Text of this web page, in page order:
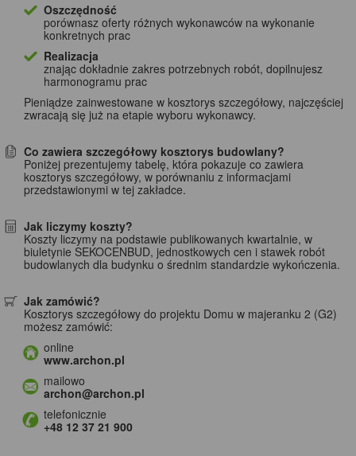
Oszczędność
porównasz oferty różnych wykonawców na wykonanie
konkretnych prac
Realizacja
znając dokładnie zakres potrzebnych robót, dopilnujesz
harmonogramu prac
Pieniądze zainwestowane w kosztorys szczegółowy, najczęściej
zwracają się już na etapie wyboru wykonawcy.
Co zawiera szczegółowy kosztorys budowlany?
Poniżej prezentujemy tabelę, która pokazuje co zawiera
kosztorys szczegółowy, w porównaniu z informacjami
przedstawionymi w tej zakładce.
Jak liczymy koszty?
Koszty liczymy na podstawie publikowanych kwartalnie, w
biuletynie SEKOCENBUD, jednostkowych cen i stawek robót
budowlanych dla budynku o średnim standardzie wykończenia.
Jak zamówić?
Kosztorys szczegółowy do projektu Domu w majeranku 2 (G2)
możesz zamówić:
online
www.archon.pl
mailowo
archon@archon.pl
telefonicznie
+48 12 37 21 900